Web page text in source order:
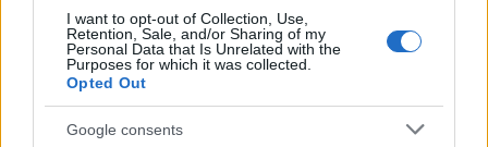
I want to opt-out of Collection, Use,
Retention, Sale, and/or Sharing of my
Personal Data that Is Unrelated with the
Purposes for which it was collected.
Opted Out
Google consents
intuibile sospetto nei due carabinieri. Ne
scaturisceun rocambolesco inseguimentoal
fine di accertare le motivazioni della fuga dei due
passeggeri, che rischia di comportare non pochi
disagi e pericoli all’incolumità degli utenti della